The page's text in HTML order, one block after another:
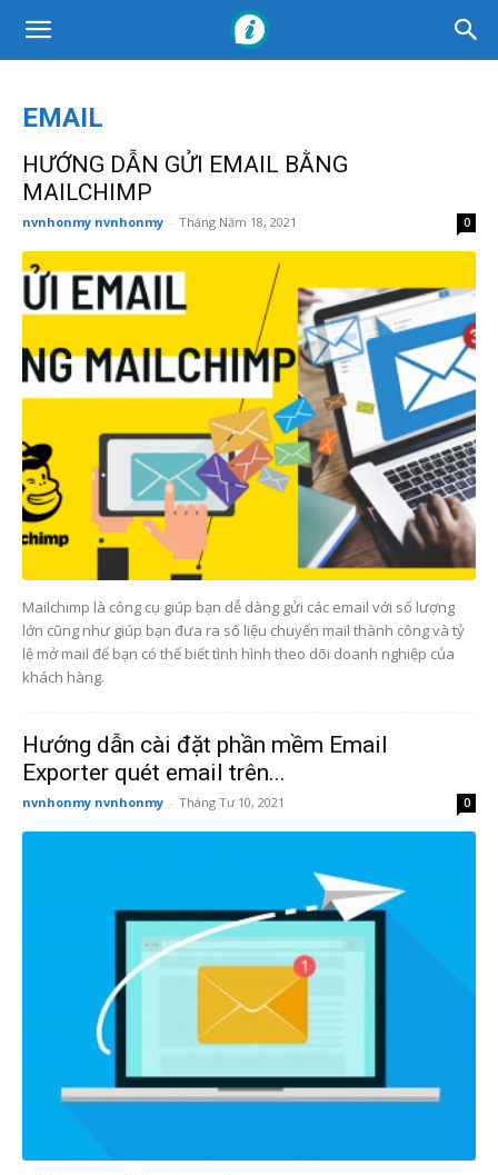
EMAIL
HƯỚNG DẪN GỬI EMAIL BẰNG
MAILCHIMP
nvnhonmy nvnhonmy - Tháng Năm 18, 2021 0
Mailchimp là công cụ giúp bạn dễ dàng gửi các email với số lượng
lớn cũng như giúp bạn đưa ra số liệu chuyển mail thành công và tỷ
lệ mở mail để bạn có thể biết tình hình theo dõi doanh nghiệp của
khách hàng.
Hướng dẫn cài đặt phần mềm Email
Exporter quét email trên...
nvnhonmy nvnhonmy - Tháng Tư 10, 2021 0